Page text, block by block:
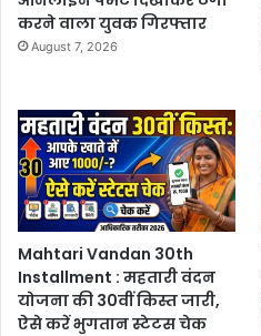
करने वाला युवक गिरफ्तार
August 7, 2026
Mahtari Vandan 30th
Installment : महतारी वंदन
योजना की 30वीं किस्त जारी,
ऐसे करें भुगतान स्टेटस चेक